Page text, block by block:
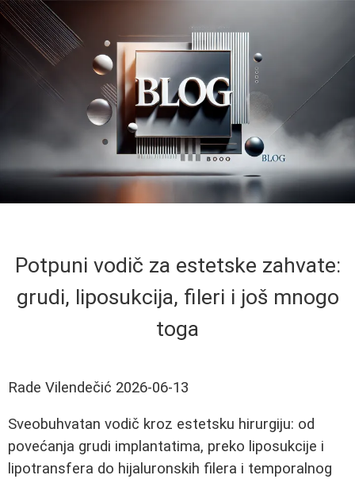
Potpuni vodič za estetske zahvate:
grudi, liposukcija, fileri i još mnogo
toga
Rade Vilendečić 2026-06-13
Sveobuhvatan vodič kroz estetsku hirurgiju: od
povećanja grudi implantatima, preko liposukcije i
lipotransfera do hijaluronskih filera i temporalnog